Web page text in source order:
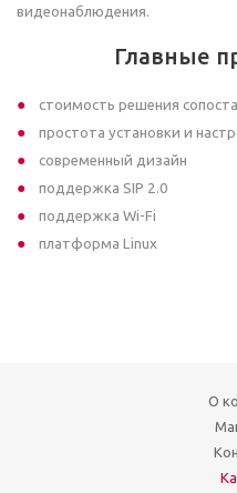
видеонаблюдения.
Главные
стоимость решения
простота установки и
современный дизайн
поддержка SIP 2.0
поддержка Wi-Fi
платформа Linux
О